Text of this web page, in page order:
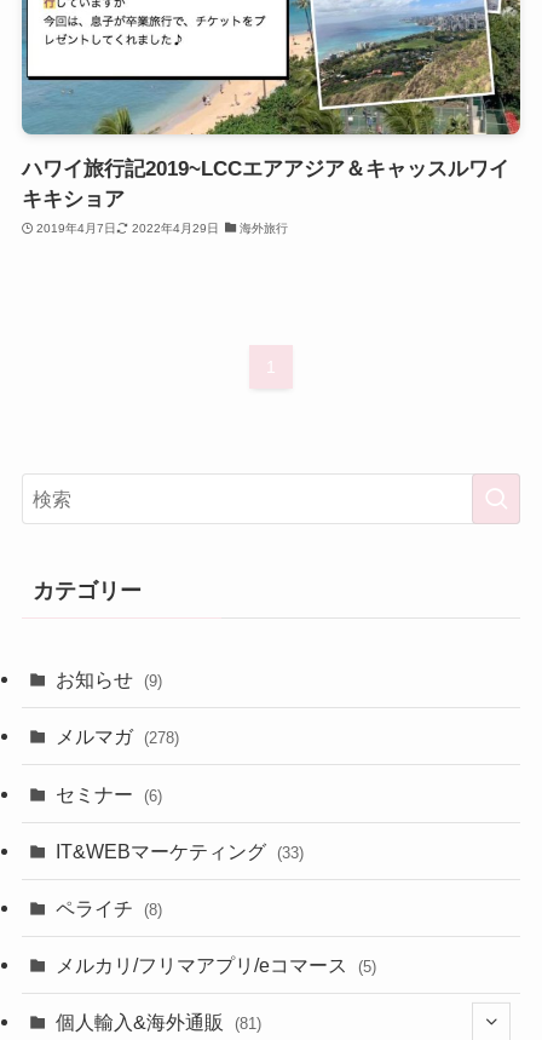
ハワイ旅行記2019~LCCエアアジア＆キャッスルワイ
キキショア
2019年4月7日 2022年4月29日 海外旅行
1
カテゴリー
お知らせ (9)
メルマガ (278)
セミナー (6)
IT&WEBマーケティング (33)
ペライチ (8)
メルカリ/フリマアプリ/eコマース (5)
個人輸入&海外通販 (81)